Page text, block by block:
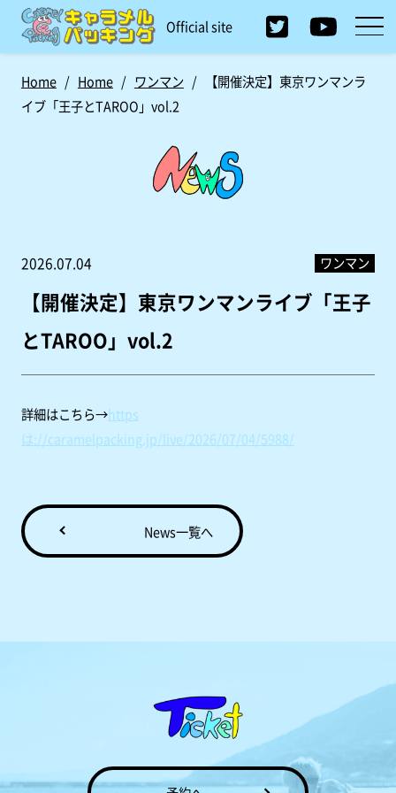
Official site
Home/ Home/ ワンマン /
【開催決定】東京ワンマンラ
イブ「王子とTAROO」vol.2
2026.07.04 ワンマン
【開催決定】東京ワンマンライブ「王子
とTAROO」vol.2
詳細はこちら→https
は://caramelpacking.jp/live/2026/07/04/5988/
News一覧へ